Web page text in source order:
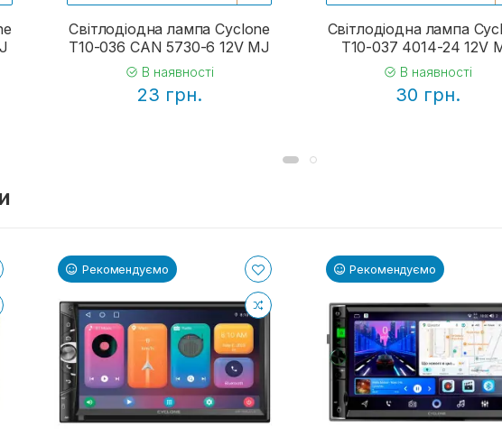
Світлодіодна лампа Cyclone
T10-036 CAN 5730-6 12V MJ
В наявності
23 грн.
Світлодіодна лампа
T10-037 4014-24 12V
В наявності
30 грн.
Рекомендуємо Рекомендуємо